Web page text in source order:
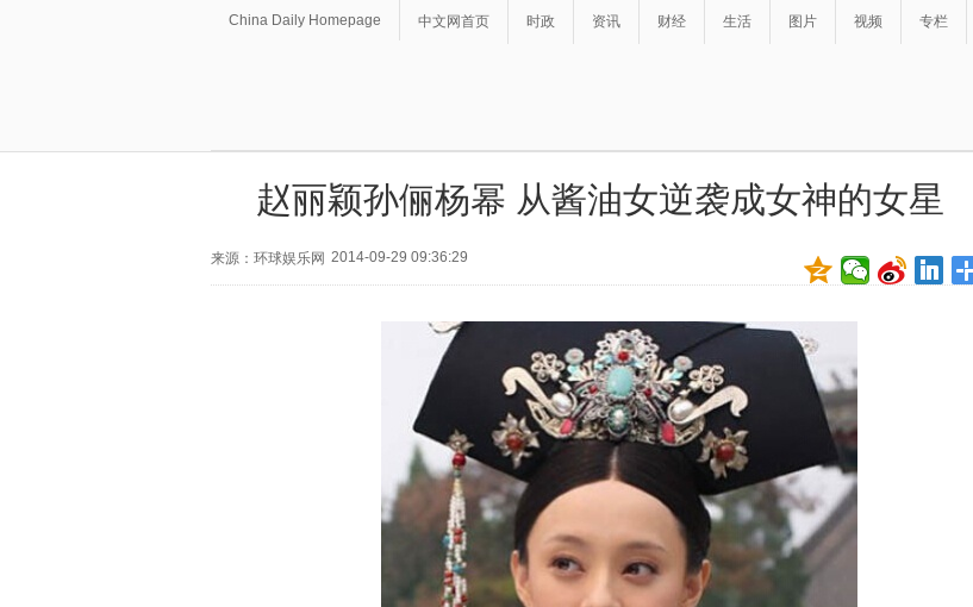
China Daily Homepage 中文网首页 时政 资讯 财经 生活 图片 视频 专栏
赵丽颖孙俪杨幂 从酱油女逆袭成女神的女星
来源：环球娱乐网 2014-09-29 09:36:29